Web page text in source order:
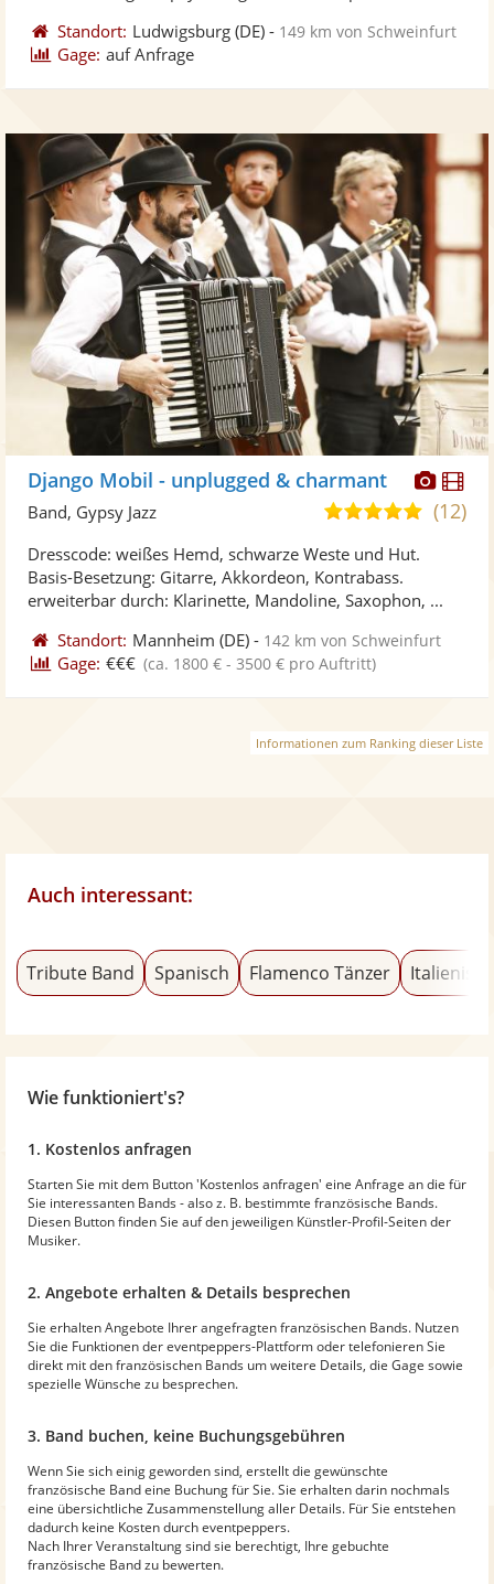
Standort: Ludwigsburg (DE) - 149 km von Schweinfurt
Gage: auf Anfrage
Django Mobil - unplugged & charmant
5,0(12)
Band, Gypsy Jazz
Dresscode: weißes Hemd, schwarze Weste und Hut.
Basis-Besetzung: Gitarre, Akkordeon, Kontrabass.
erweiterbar durch: Klarinette, Mandoline, Saxophon, ...
Standort: Mannheim (DE) - 142 km von Schweinfurt
Gage: €€€ (ca. 1800 € - 3500 € pro Auftritt)
Informationen zum Ranking dieser Liste
Auch interessant:
Tribute Band Spanisch Flamenco Tänzer
Wie funktioniert's?
1. Kostenlos anfragen
Starten Sie mit dem Button 'Kostenlos anfragen' eine Anfrage an die für
Sie interessanten Bands - also z. B. bestimmte französische Bands.
Diesen Button finden Sie auf den jeweiligen Künstler-Profil-Seiten der
Musiker.
2. Angebote erhalten & Details besprechen
Sie erhalten Angebote Ihrer angefragten französischen Bands. Nutzen
Sie die Funktionen der eventpeppers-Plattform oder telefonieren Sie
direkt mit den französischen Bands um weitere Details, die Gage sowie
spezielle Wünsche zu besprechen.
3. Band buchen, keine Buchungsgebühren
Wenn Sie sich einig geworden sind, erstellt die gewünschte
französische Band eine Buchung für Sie. Sie erhalten darin nochmals
eine übersichtliche Zusammenstellung aller Details. Für Sie entstehen
dadurch keine Kosten durch eventpeppers.
Nach Ihrer Veranstaltung sind sie berechtigt, Ihre gebuchte
französische Band zu bewerten.